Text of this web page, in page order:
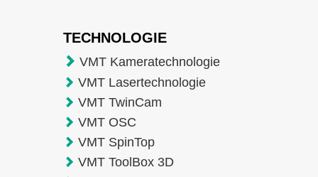
TECHNOLOGIE
VMT Kameratechnologie
VMT Lasertechnologie
VMT TwinCam
VMT OSC
VMT SpinTop
VMT ToolBox 3D